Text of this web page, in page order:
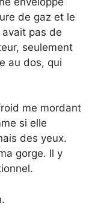
de gaz et le
avait pas de
seulement
au dos, qui
me mordant
si elle
des yeux.
gorge. Il y